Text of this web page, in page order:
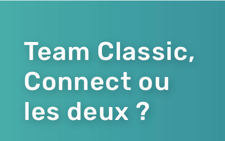
Team Classic,
Connect ou
les deux ?